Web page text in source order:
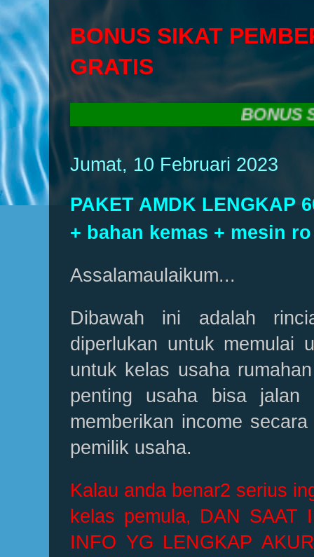
BONUS SIKAT
GRATIS
BONUS
Jumat, 10 Februari 2023
PAKET AMDK LENGKAP
+ bahan kemas + mesin ro
Assalamaulaikum...
Dibawah ini adalah
diperlukan untuk memulai
untuk kelas usaha
penting usaha bisa
memberikan income
pemilik usaha.
Kalau anda benar2 serius
kelas pemula, DAN SAAT
INFO YG LENGKAP